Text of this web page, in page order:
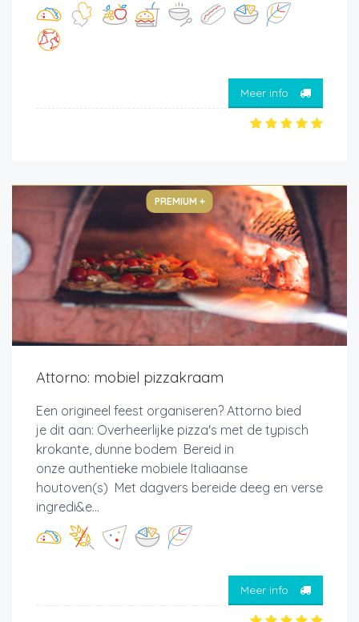
Meer info
PREMIUM +
Attorno: mobiel pizzakraam
Een origineel feest organiseren? Attorno bied
je dit aan: Overheerlijke pizza's met de typisch
krokante, dunne bodem Bereid in
onze authentieke mobiele Italiaanse
houtoven(s) Met dagvers bereide deeg en verse
ingredi&e...
Meer info